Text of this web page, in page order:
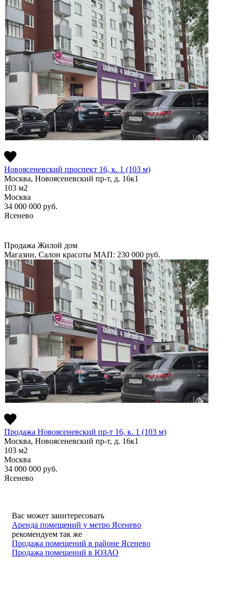
Новоясеневский проспект 16, к. 1 (103 м)
Москва, Новоясеневский пр-т, д. 16к1
103 м2
Москва
34 000 000 руб.
Ясенево
Продажа Жилой дом
Магазин, Салон красоты МАП: 230 000 руб.
Продажа Новоясеневский пр-т 16, к. 1 (103 м)
Москва, Новоясеневский пр-т, д. 16к1
103 м2
Москва
34 000 000 руб.
Ясенево
Вас может заинтересовать
Аренда помещений у метро Ясенево
рекомендуем так же
Продажа помещений в районе Ясенево
Продажа помещений в ЮЗАО